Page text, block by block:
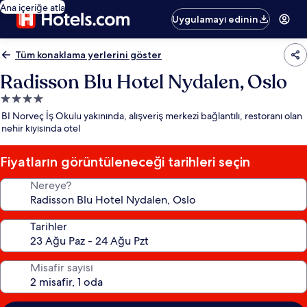
Ana içeriğe atla
Uygulamayı edinin
Tüm konaklama yerlerini göster
Radisson Blu Hotel Nydalen, Oslo
4.0
yıldızlı
konaklama
yeri
BI Norveç İş Okulu yakınında, alışveriş merkezi bağlantılı, restoranı olan
nehir kıyısında otel
Fiyatların görüntüleneceği tarihleri seçin
Nereye?
Tarihler
Misafir sayısı